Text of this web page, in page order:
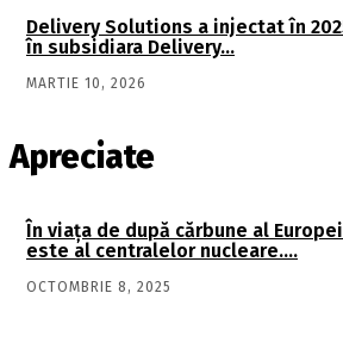
Delivery Solutions a injectat în
în subsidiara Delivery…
MARTIE 10, 2026
Apreciate
În viaţa de după cărbune al
este al centralelor nucleare….
OCTOMBRIE 8, 2025